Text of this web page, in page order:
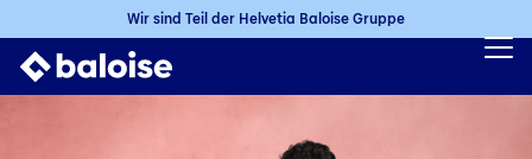
Wir sind Teil der Helvetia Baloise Gruppe